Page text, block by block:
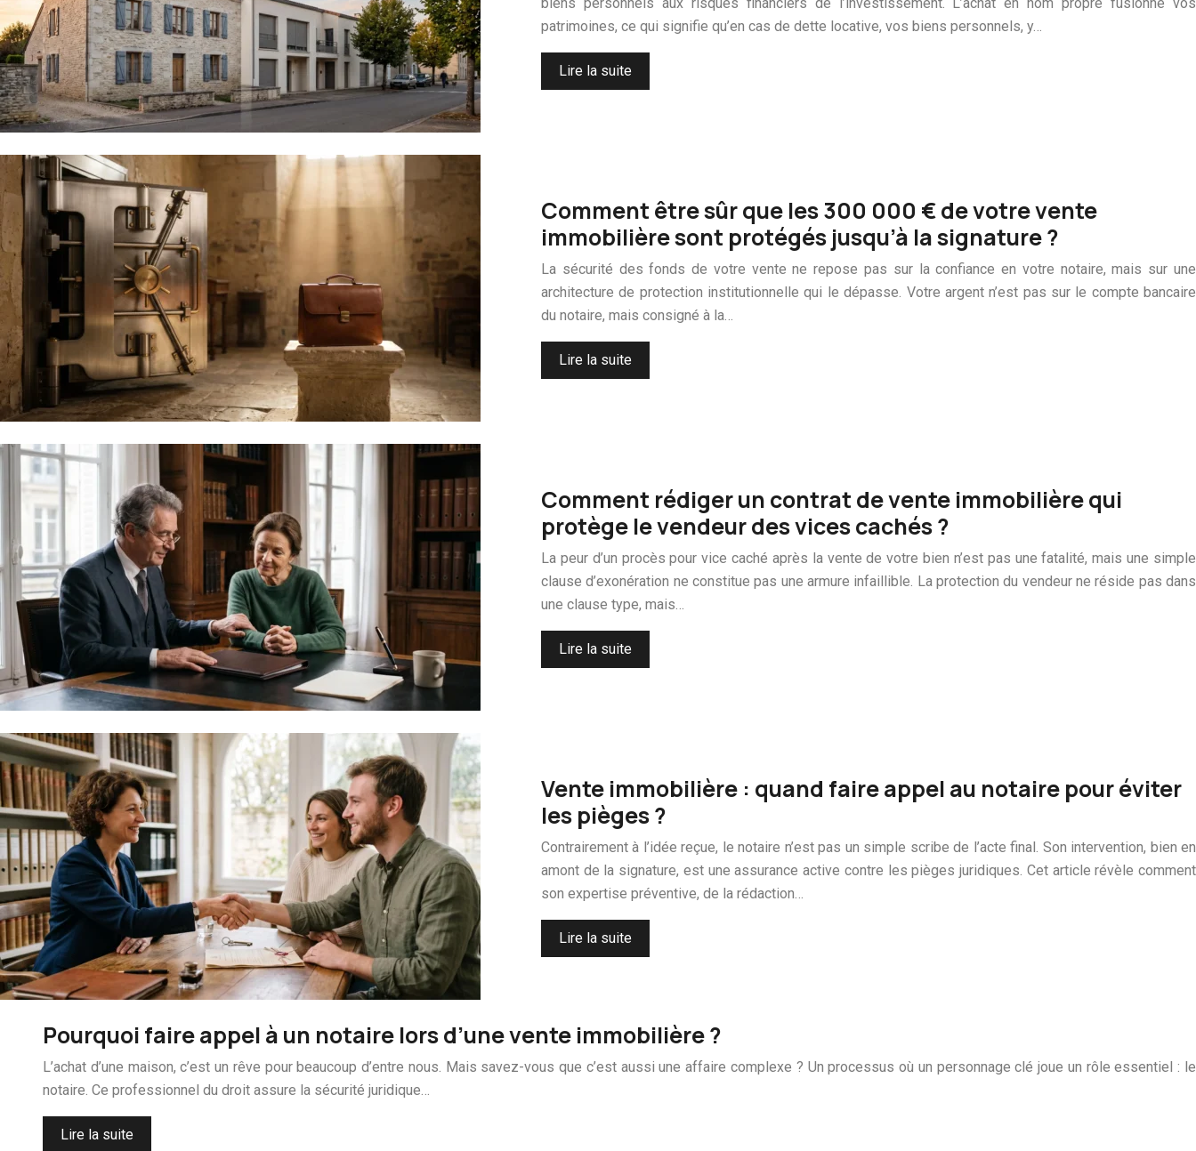
patrimoines, ce qui signifie qu’en cas de dette locative, vos biens personnels, y…
Lire la suite
Comment être sûr que les 300 000 € de votre vente
immobilière sont protégés jusqu’à la signature ?
La sécurité des fonds de votre vente ne repose pas sur la confiance en votre notaire, mais sur une
architecture de protection institutionnelle qui le dépasse. Votre argent n’est pas sur le compte bancaire
du notaire, mais consigné à la…
Lire la suite
Comment rédiger un contrat de vente immobilière qui
protège le vendeur des vices cachés ?
La peur d’un procès pour vice caché après la vente de votre bien n’est pas une fatalité, mais une simple
clause d’exonération ne constitue pas une armure infaillible. La protection du vendeur ne réside pas dans
une clause type, mais…
Lire la suite
Vente immobilière : quand faire appel au notaire pour éviter
les pièges ?
Contrairement à l’idée reçue, le notaire n’est pas un simple scribe de l’acte final. Son intervention, bien en
amont de la signature, est une assurance active contre les pièges juridiques. Cet article révèle comment
son expertise préventive, de la rédaction…
Lire la suite
Pourquoi faire appel à un notaire lors d’une vente immobilière ?
L’achat d’une maison, c’est un rêve pour beaucoup d’entre nous. Mais savez-vous que c’est aussi une affaire complexe ? Un processus où un personnage clé joue un rôle essentiel : le
notaire. Ce professionnel du droit assure la sécurité juridique…
Lire la suite